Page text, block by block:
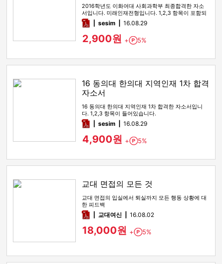
2016학년도 이화여대 사회과학부 최종합격한 자소
서입니다. 미래인재전형입니다. 1,2,3 항목이 포함되
어있습니다.
pdfsesim 16.08.29
2,900원 + Point
5%
16 동의대 한의대 지역인재 1차 합격
자소서
16 동의대 한의대 지역인재 1차 합격한 자소서입니
다. 1,2,3 항목이 들어있습니다.
pdfsesim 16.08.29
4,900원 + Point
5%
교대 면접의 모든 것
교대 면접의 입실에서 퇴실까지 모든 행동 상황에 대
한 피드백
pdf교대여신 16.08.02
18,000원 + Point
5%